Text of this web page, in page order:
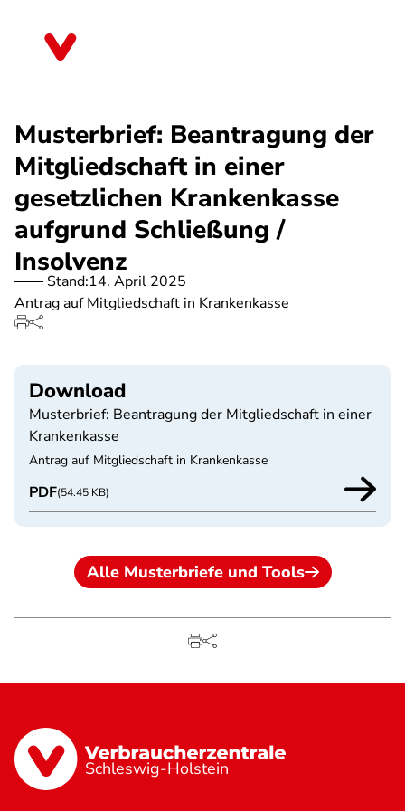
Musterbrief: Beantragung der
Mitgliedschaft in einer
gesetzlichen Krankenkasse
aufgrund Schließung /
Insolvenz
Stand:14. April 2025
Antrag auf Mitgliedschaft in Krankenkasse
Download
Musterbrief: Beantragung der Mitgliedschaft in einer
Krankenkasse
Antrag auf Mitgliedschaft in Krankenkasse
PDF(54.45 KB)
Alle Musterbriefe und Tools
Schleswig-Holstein